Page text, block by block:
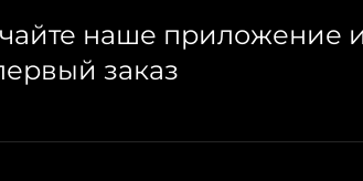
наше приложение
заказ